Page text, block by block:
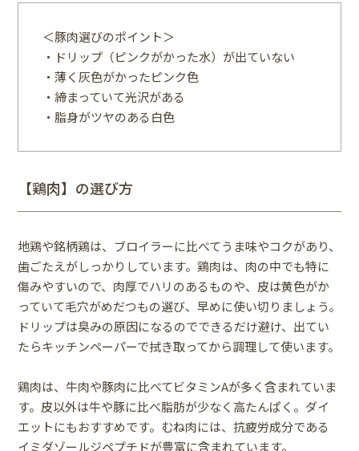
＜豚肉選びのポイント＞
・ドリップ（ピンクがかった水）が出ていない
・薄く灰色がかったピンク色
・締まっていて光沢がある
・脂身がツヤのある白色
【鶏肉】の選び方
地鶏や銘柄鶏は、ブロイラーに比べてうま味やコクがあり、
歯ごたえがしっかりしています。鶏肉は、肉の中でも特に
傷みやすいので、肉厚でハリのあるものや、皮は黄色がか
っていて毛穴がめだつもの選び、早めに使い切りましょう。
ドリップは臭みの原因になるのでできるだけ避け、出てい
たらキッチンペーパーで拭き取ってから調理して使います。
鶏肉は、牛肉や豚肉に比べてビタミンAが多く含まれていま
す。皮以外は牛や豚に比べ脂肪が少なく高たんぱく。ダイ
エットにもおすすめです。むね肉には、抗疲労成分である
イミダゾールジペプチドが豊富に含まれています。